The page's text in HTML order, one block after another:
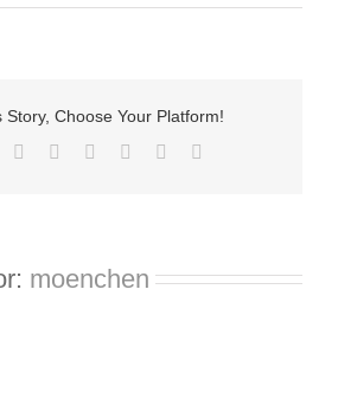
City
Story, Choose Your Platform!
Reddit LinkedIn
TumblrPinterest
moenchen